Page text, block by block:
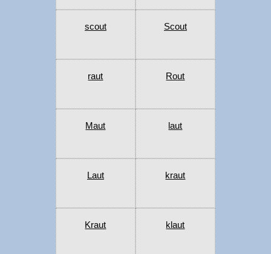
scout Scout
raut Rout
Maut laut
Laut kraut
Kraut klaut